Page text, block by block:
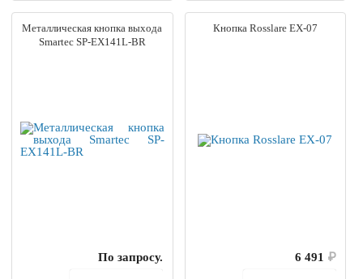
Металлическая кнопка выхода
Smartec SP-EX141L-BR
По запросу.
Кнопка Rosslare EX-07
6 491 ₽